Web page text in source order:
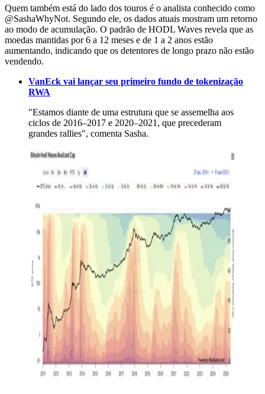
Quem também está do lado dos touros é o analista conhecido como
@SashaWhyNot. Segundo ele, os dados atuais mostram um retorno
ao modo de acumulação. O padrão de HODL Waves revela que as
moedas mantidas por 6 a 12 meses e de 1 a 2 anos estão
aumentando, indicando que os detentores de longo prazo não estão
vendendo.
VanEck vai lançar seu primeiro fundo de tokenização
RWA
"Estamos diante de uma estrutura que se assemelha aos
ciclos de 2016–2017 e 2020–2021, que precederam
grandes rallies", comenta Sasha.